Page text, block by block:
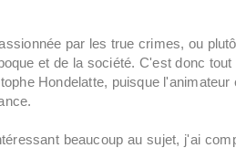
par les true crimes, ou
et de la société. C'est donc
Hondelatte, puisque
beaucoup au sujet, j'ai